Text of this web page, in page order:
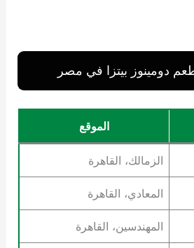
دومينوز بيتزا في مصر
الموقع
الزمالك، القاهرة
المعادي، القاهرة
المهندسين، القاهرة